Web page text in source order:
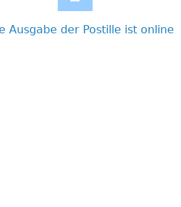
Ausgabe der Postille ist online